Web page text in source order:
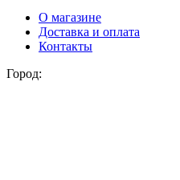
О магазине
Доставка и оплата
Контакты
Город: